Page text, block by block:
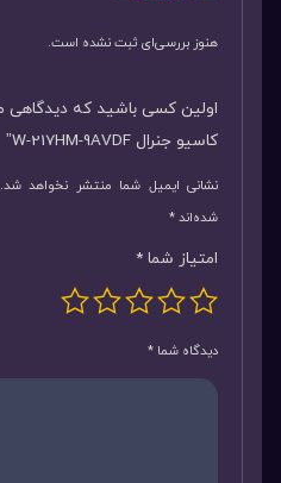
هنوز بررسی‌ای ثبت نشده است.
اولین کسی باشید که
کاسیو جنرال W-217HM-9AVDF”
نشانی ایمیل شما منتشر نخواهد شد.
شده‌اند*
امتیاز شما *
دیدگاه شما *